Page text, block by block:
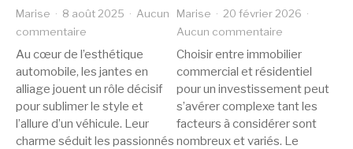
Marise 8 août 2025
Aucun
commentaire
Techniques
efficaces
pour
préserver
vos
jantes
Au cœur de l’esthétique
automobile, les jantes en
alliage jouent un rôle décisif
pour sublimer le style et
l’allure d’un véhicule. Leur
charme séduit les passionnés
Marise
20 février 2026
Aucun commentaire
Investir
malin
:
immobilier
commercial
ou
Choisir entre immobilier
commercial et résidentiel
pour un investissement peut
s’avérer complexe tant les
facteurs à considérer sont
nombreux et variés. Le